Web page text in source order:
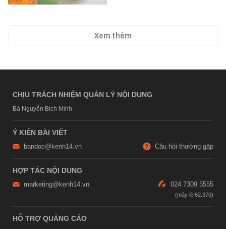
Xem thêm
CHỊU TRÁCH NHIỆM QUẢN LÝ NỘI DUNG
Bà Nguyễn Bích Minh
Ý KIẾN BÀI VIẾT
bandoc@kenh14.vn Câu hỏi thường gặp
HỢP TÁC NỘI DUNG
marketing@kenh14.vn 024 7309 5555
HỖ TRỢ QUẢNG CÁO